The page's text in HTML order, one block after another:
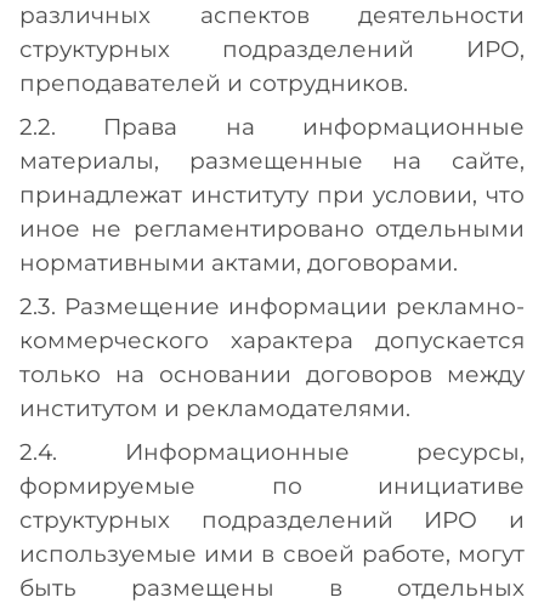
различных аспектов деятельности
структурных подразделений ИРО,
преподавателей и сотрудников.
2.2. Права на информационные
материалы, размещенные на сайте,
принадлежат институту при условии, что
иное не регламентировано отдельными
нормативными актами, договорами.
2.3. Размещение информации рекламно-
коммерческого характера допускается
только на основании договоров между
институтом и рекламодателями.
2.4. Информационные ресурсы,
формируемые по инициативе
структурных подразделений ИРО и
используемые ими в своей работе, могут
быть размещены в отдельных